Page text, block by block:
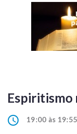
Espiritismo
19:00 às 19:55